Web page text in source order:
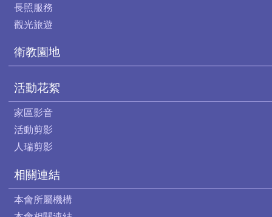
長照服務
觀光旅遊
衛教園地
活動花絮
家區影音
活動剪影
人瑞剪影
相關連結
本會所屬機構